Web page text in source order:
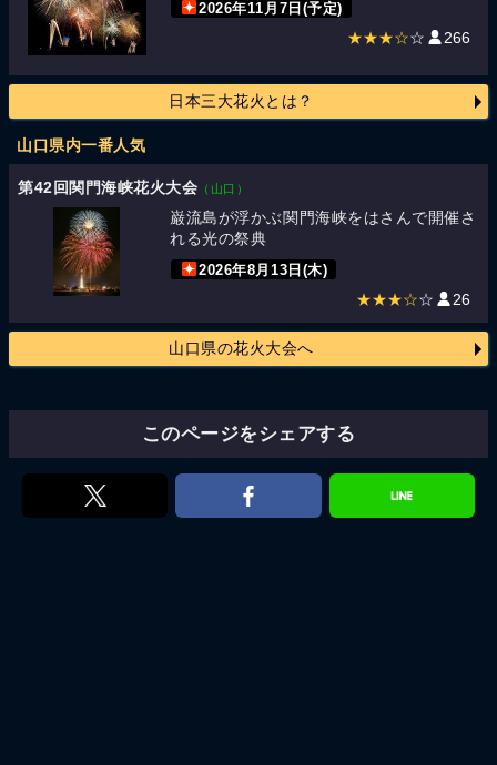
2026年11月7日(予定)
★★★☆☆ 266
日本三大花火とは？
山口県内一番人気
第42回関門海峡花火大会 （山口）
巌流島が浮かぶ関門海峡をはさんで開催さ
れる光の祭典
2026年8月13日(木)
★★★☆☆ 26
山口県の花火大会へ
このページをシェアする